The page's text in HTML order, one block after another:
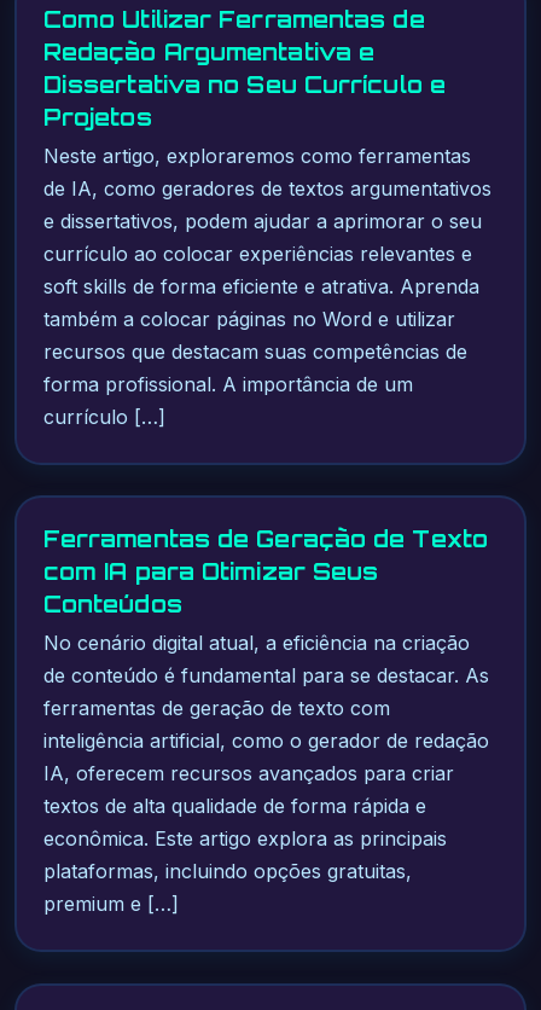
Como Utilizar Ferramentas de
Redação Argumentativa e
Dissertativa no Seu Currículo e
Projetos
Neste artigo, exploraremos como ferramentas
de IA, como geradores de textos argumentativos
e dissertativos, podem ajudar a aprimorar o seu
currículo ao colocar experiências relevantes e
soft skills de forma eficiente e atrativa. Aprenda
também a colocar páginas no Word e utilizar
recursos que destacam suas competências de
forma profissional. A importância de um
currículo […]
Ferramentas de Geração de Texto
com IA para Otimizar Seus
Conteúdos
No cenário digital atual, a eficiência na criação
de conteúdo é fundamental para se destacar. As
ferramentas de geração de texto com
inteligência artificial, como o gerador de redação
IA, oferecem recursos avançados para criar
textos de alta qualidade de forma rápida e
econômica. Este artigo explora as principais
plataformas, incluindo opções gratuitas,
premium e […]